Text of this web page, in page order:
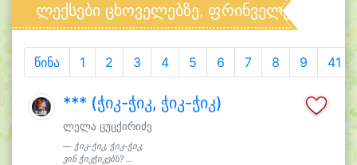
ლექსები ცხოველებზე, ფრინველებზე
წინა 1 2 3 4 5 6 7 8 9 41
*** (ჭიკ-ჭიკ, ჭიკ-ჭიკ)
ლელა ცუცქირიძე
ჭიკ-ჭიკ, ჭიკ-ჭიკ,
ვინ ჭიკჭიკებს? ...